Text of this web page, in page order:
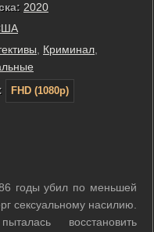
2020
Криминал
FHD (1080p)
годы убил по меньшей
сексуальному насилию.
восстановить